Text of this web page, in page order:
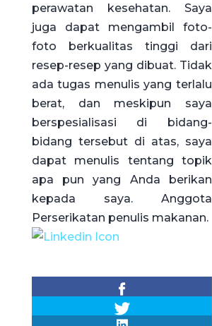
perawatan kesehatan. Saya
juga dapat mengambil foto-
foto berkualitas tinggi dari
resep-resep yang dibuat. Tidak
ada tugas menulis yang terlalu
berat, dan meskipun saya
berspesialisasi di bidang-
bidang tersebut di atas, saya
dapat menulis tentang topik
apa pun yang Anda berikan
kepada saya. Anggota
Perserikatan penulis makanan.